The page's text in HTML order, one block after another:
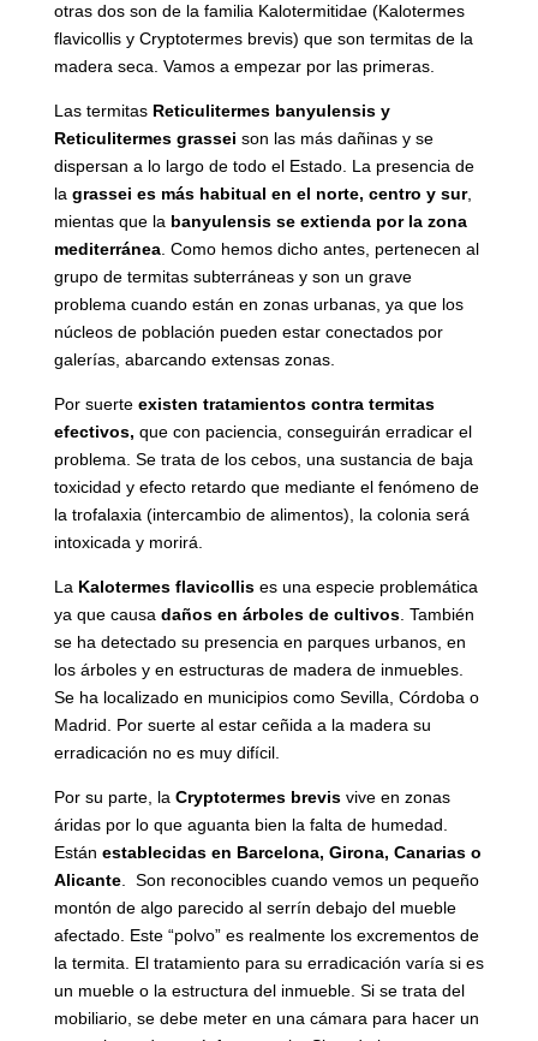
otras dos son de la familia Kalotermitidae (Kalotermes
flavicollis y Cryptotermes brevis) que son termitas de la
madera seca. Vamos a empezar por las primeras.
Las termitas Reticulitermes banyulensis y
Reticulitermes grassei son las más dañinas y se
dispersan a lo largo de todo el Estado. La presencia de
la grassei es más habitual en el norte, centro y sur,
mientas que la banyulensis se extienda por la zona
mediterránea. Como hemos dicho antes, pertenecen al
grupo de termitas subterráneas y son un grave
problema cuando están en zonas urbanas, ya que los
núcleos de población pueden estar conectados por
galerías, abarcando extensas zonas.
Por suerte existen tratamientos contra termitas
efectivos, que con paciencia, conseguirán erradicar el
problema. Se trata de los cebos, una sustancia de baja
toxicidad y efecto retardo que mediante el fenómeno de
la trofalaxia (intercambio de alimentos), la colonia será
intoxicada y morirá.
La Kalotermes flavicollises una especie problemática
ya que causa daños en árboles de cultivos. También
se ha detectado su presencia en parques urbanos, en
los árboles y en estructuras de madera de inmuebles.
Se ha localizado en municipios como Sevilla, Córdoba o
Madrid. Por suerte al estar ceñida a la madera su
erradicación no es muy difícil.
Por su parte, la Cryptotermes brevisvive en zonas
áridas por lo que aguanta bien la falta de humedad.
Están establecidas en Barcelona, Girona, Canarias o
Alicante. Son reconocibles cuando vemos un pequeño
montón de algo parecido al serrín debajo del mueble
afectado. Este “polvo” es realmente los excrementos de
la termita. El tratamiento para su erradicación varía si es
un mueble o la estructura del inmueble. Si se trata del
mobiliario, se debe meter en una cámara para hacer un